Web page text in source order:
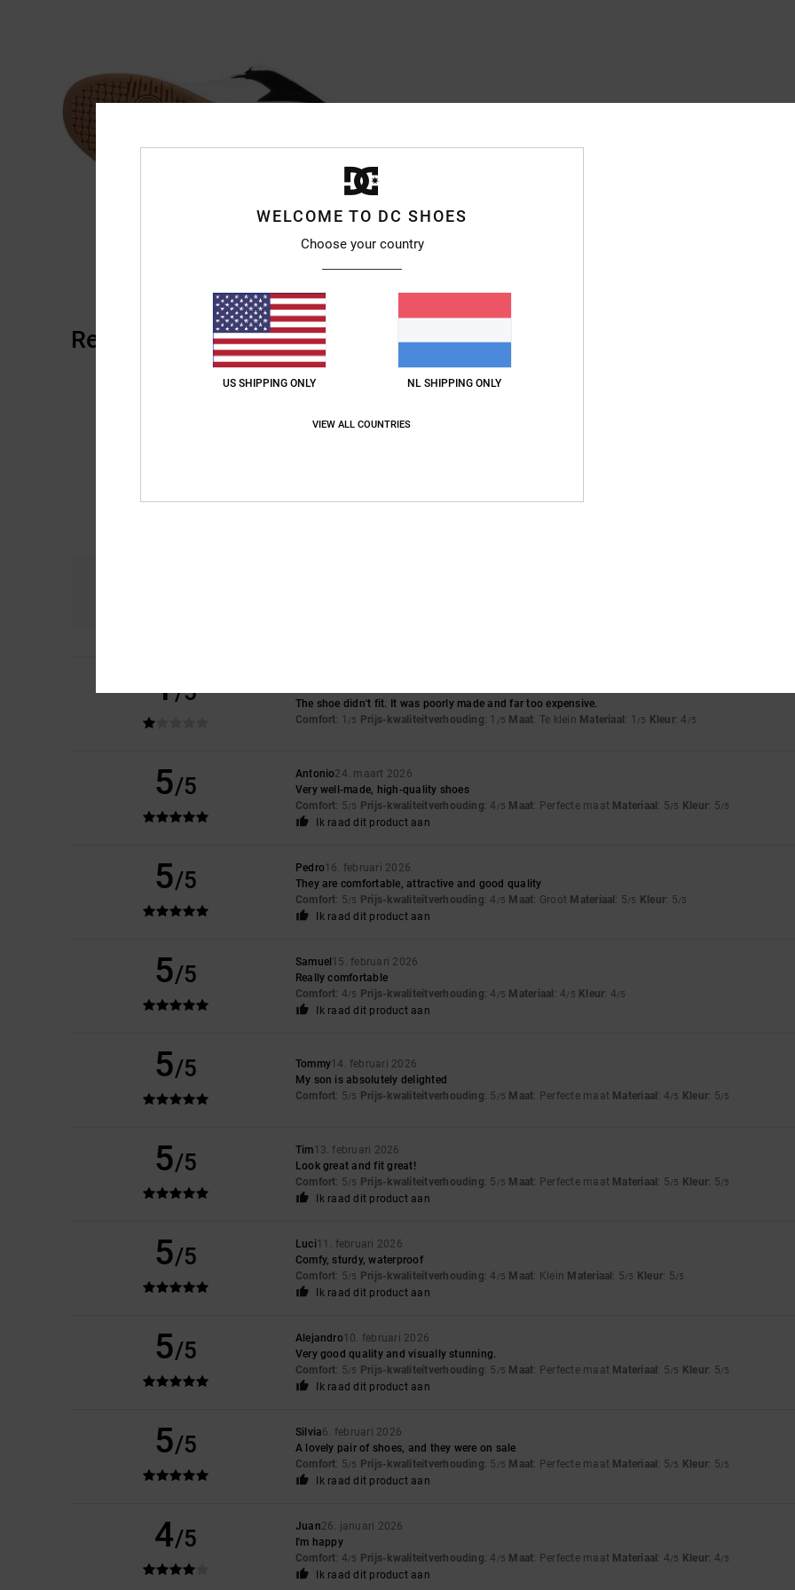
Reviews van klanten
1/5
The shoe didn't fit. It was poorly made and far too expensive.
Comfort: 1 /5 Prijs-kwaliteitverhouding: 1 /5 Maat: Te klein Materiaal : 1 /5 Kleur: 4 /5
5/5 Antonio24. maart 2026
Very well-made, high-quality shoes
Comfort: 5/5 Prijs-kwaliteitverhouding: 4 /5 Maat: Perfecte maat Materiaal : 5/5 Kleur: 5/5
Ik raad dit product aan
5/5 Pedro16. februari 2026
They are comfortable, attractive and good quality
Comfort: 5/5 Prijs-kwaliteitverhouding: 4 /5 Maat: Groot Materiaal : 5/5 Kleur: 5/5
Ik raad dit product aan
5/5 Samuel 15. februari 2026
Really comfortable
Comfort: 4/5 Prijs-kwaliteitverhouding: 4 /5 Materiaal : 4/5 Kleur: 4/5
Ik raad dit product aan
5/5 Tommy14. februari 2026
My son is absolutely delighted
Comfort: 5/5 Prijs-kwaliteitverhouding: 5 /5 Maat: Perfecte maat Materiaal : 4/5 Kleur: 5/5
5/5 Tim13. februari 2026
Look great and fit great!
Comfort: 5/5 Prijs-kwaliteitverhouding: 5 /5 Maat: Perfecte maat Materiaal : 5/5 Kleur: 5/5
Ik raad dit product aan
5/5 Luci11. februari 2026
Comfy, sturdy, waterproof
Comfort: 5/5 Prijs-kwaliteitverhouding: 4 /5 Maat: Klein Materiaal : 5/5 Kleur: 5/5
Ik raad dit product aan
5/5 Alejandro10. februari 2026
Very good quality and visually stunning.
Comfort: 5/5 Prijs-kwaliteitverhouding: 5 /5 Maat: Perfecte maat Materiaal : 5/5 Kleur: 5/5
Ik raad dit product aan
5/5 Silvia6. februari 2026
A lovely pair of shoes, and they were on sale
Comfort: 5/5 Prijs-kwaliteitverhouding: 5 /5 Maat: Perfecte maat Materiaal : 5/5 Kleur: 5/5
Ik raad dit product aan
4/5 Juan26. januari 2026
I'm happy
Comfort: 4/5 Prijs-kwaliteitverhouding: 4 /5 Maat: Perfecte maat Materiaal : 4/5 Kleur: 4/5
Ik raad dit product aan
WELCOME TO DC SHOES
Choose your country
US SHIPPING ONLY NL SHIPPING ONLY
VIEW ALL COUNTRIES